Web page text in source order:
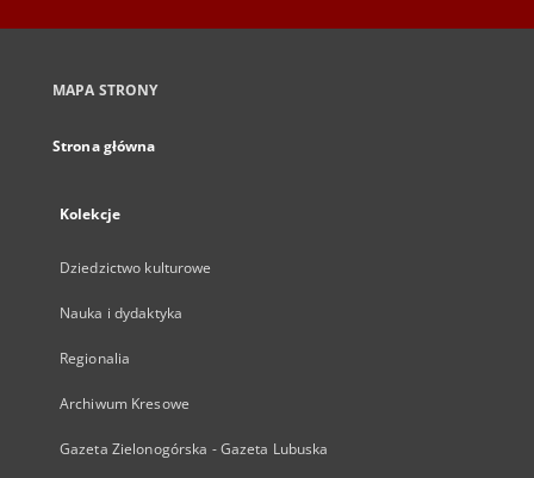
MAPA STRONY
Strona główna
Kolekcje
Dziedzictwo kulturowe
Nauka i dydaktyka
Regionalia
Archiwum Kresowe
Gazeta Zielonogórska - Gazeta Lubuska